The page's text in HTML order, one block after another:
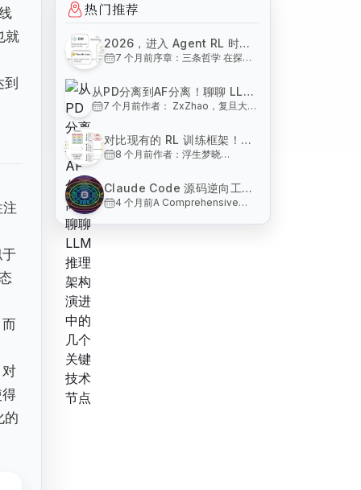
就
到
的
热门推荐
2026，进入 Agent RL 时
代！7 个月前序章：三条哲学 在探讨
人类的本质：人类在生物
界的独特性在于高等智
在于制造与使用工具的能
力。 大模型的定位：
ChatGPT 标志着人类首
模型之于现代人类，如同
智慧之于原始人类，不仅
不可或缺，更不可退化。
Agent
从PD分离到AF分离！聊聊 LLM
推理架构演进中的几个关键技术
7 个月前作者： ZxZhao，复旦大学
大模型部署技术的演进太快
了，相信有很多朋友两三年
的名词已经是一头雾水了。
这篇文章以杂谈的形式，和
大家聊聊这里的几个关键技
术节
对比现有的 RL 训练框架！聊
聊关于 Agentic RL 训推框架
8 个月前作者：浮生梦晓
训练框架，目前开源社区
的 RL 训练框架可以说百
Claude Code 源码逆向工程
与系统性分析！Harness
4 个月前A Comprehensive
Infrastructure Design